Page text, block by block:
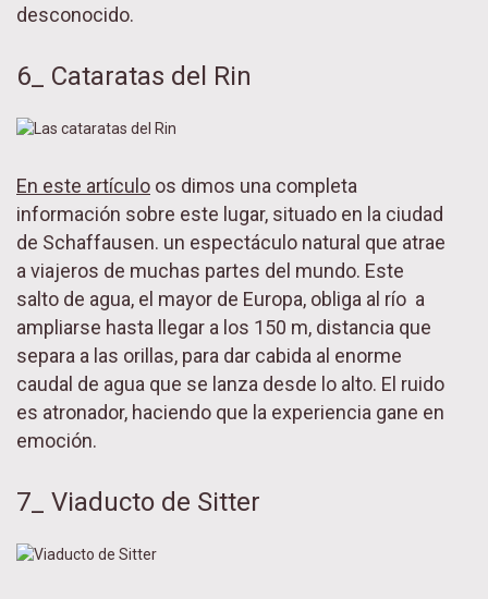
desconocido.
6_ Cataratas del Rin
En este artículo os dimos una completa
información sobre este lugar, situado en la ciudad
de Schaffausen. un espectáculo natural que atrae
a viajeros de muchas partes del mundo. Este
salto de agua, el mayor de Europa, obliga al río a
ampliarse hasta llegar a los 150 m, distancia que
separa a las orillas, para dar cabida al enorme
caudal de agua que se lanza desde lo alto. El ruido
es atronador, haciendo que la experiencia gane en
emoción.
7_ Viaducto de Sitter